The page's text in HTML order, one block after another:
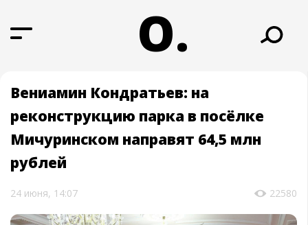
О.
Вениамин Кондратьев: на
реконструкцию парка в посёлке
Мичуринском направят 64,5 млн
рублей
24 июня, 14:07 22580